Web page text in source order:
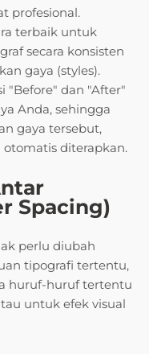
profesional.
terbaik untuk
secara konsisten
gaya (styles).
"Before" dan "After"
Anda, sehingga
gaya tersebut,
diterapkan.
Spacing)
perlu diubah
tipografi tertentu,
huruf-huruf tertentu
untuk efek visual